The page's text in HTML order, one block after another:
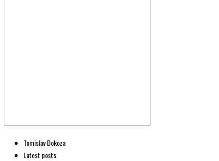
Tomislav Dokoza
Latest posts